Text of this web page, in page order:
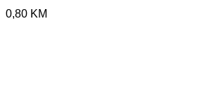
0,80 KM